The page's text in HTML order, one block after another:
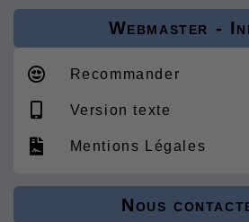
Webmaster -
Recommander
Version texte
Mentions Légales
Nous